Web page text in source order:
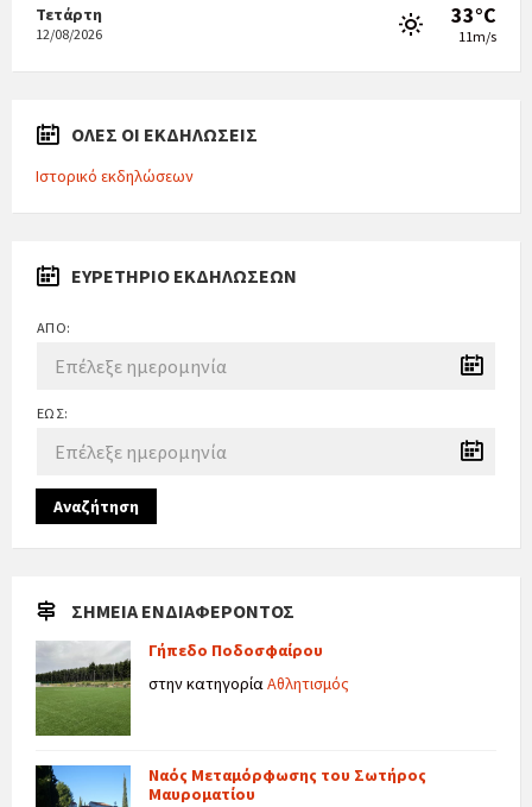
Τετάρτη
12/08/2026
33°C
11m/s
ΟΛΕΣ ΟΙ ΕΚΔΗΛΩΣΕΙΣ
Ιστορικό εκδηλώσεων
ΕΥΡΕΤΉΡΙΟ ΕΚΔΗΛΏΣΕΩΝ
ΑΠΌ:
ΈΩΣ:
Αναζήτηση
ΣΗΜΕΊΑ ΕΝΔΙΑΦΈΡΟΝΤΟΣ
Γήπεδο Ποδοσφαίρου
στην κατηγορίαΑθλητισμός
Ναός Μεταμόρφωσης του Σωτήρος
Μαυροματίου